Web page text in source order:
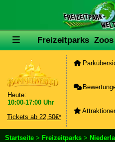
Freizeitparks Zoos
Heute:
10:00-17:00 Uhr
Tickets ab 22,50€*
Startseite > Freizeitparks >